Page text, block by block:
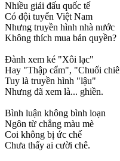
Nhiều giải đấu quốc tế
Có đội tuyển Việt Nam
Nhưng truyền hình nhà nước
Không thích mua bản quyền?
Đành xem ké "Xôi lạc"
Hay "Thập cẩm", "Chuối
Tuy là truyền hình "lậu"
Nhưng đã xem là... ghiền.
Bình luận không bình loạn
Ngôn từ chẳng màu mè
Coi không bị ức chế
Chưa thấy ai cười chê.